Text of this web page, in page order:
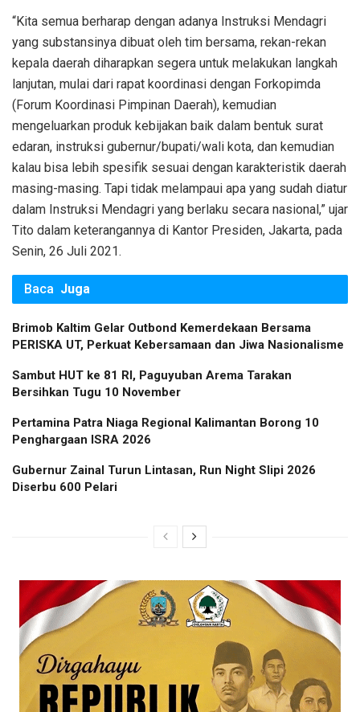
“Kita semua berharap dengan adanya Instruksi Mendagri
yang substansinya dibuat oleh tim bersama, rekan-rekan
kepala daerah diharapkan segera untuk melakukan langkah
lanjutan, mulai dari rapat koordinasi dengan Forkopimda
(Forum Koordinasi Pimpinan Daerah), kemudian
mengeluarkan produk kebijakan baik dalam bentuk surat
edaran, instruksi gubernur/bupati/wali kota, dan kemudian
kalau bisa lebih spesifik sesuai dengan karakteristik daerah
masing-masing. Tapi tidak melampaui apa yang sudah diatur
dalam Instruksi Mendagri yang berlaku secara nasional,” ujar
Tito dalam keterangannya di Kantor Presiden, Jakarta, pada
Senin, 26 Juli 2021.
Baca Juga
Brimob Kaltim Gelar Outbond Kemerdekaan Bersama
PERISKA UT, Perkuat Kebersamaan dan Jiwa Nasionalisme
Sambut HUT ke 81 RI, Paguyuban Arema Tarakan
Bersihkan Tugu 10 November
Pertamina Patra Niaga Regional Kalimantan Borong 10
Penghargaan ISRA 2026
Gubernur Zainal Turun Lintasan, Run Night Slipi 2026
Diserbu 600 Pelari